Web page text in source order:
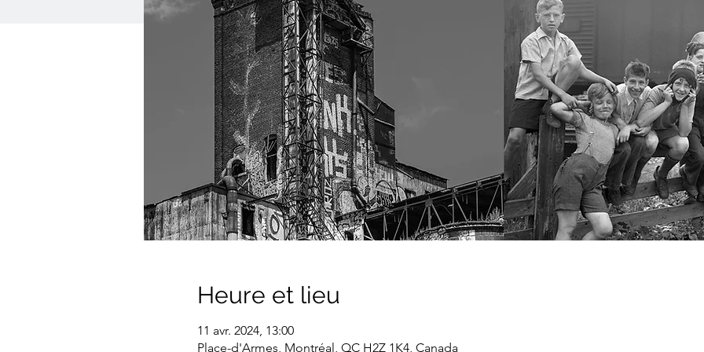
Heure et lieu
11 avr. 2024, 13:00
Place-d'Armes, Montréal, QC H2Z 1K4, Canada